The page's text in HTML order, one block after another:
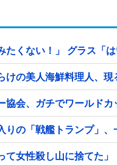
たくない！」 グラス「
けの美人海鮮料理人、
協会、ガチでワールド
りの「戦艦トランプ」
女性殺し山に捨てた」